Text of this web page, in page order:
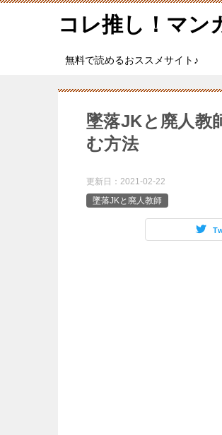
コレ推し！マン
無料で読めるおススメサイト♪
墜落JKと廃人教
む方法
更新日： 2021-02-22
墜落JKと廃人教師